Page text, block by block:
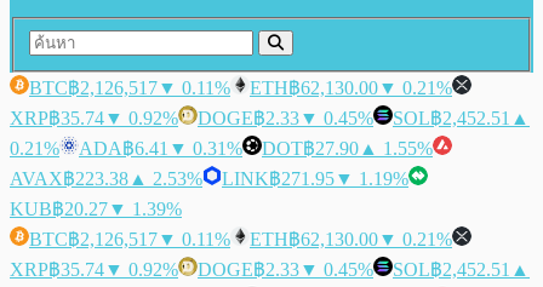
BTC฿2,126,517▼ 0.11% ETH฿62,130.00▼ 0.21%
XRP฿35.74▼ 0.92% DOGE฿2.33▼ 0.45% SOL฿2,452.51 ▲
0.21%
ADA฿6.41 ▼ 0.31% DOT฿27.90 ▲ 1.55%
AVAX฿223.38 ▲ 2.53% LINK฿271.95▼ 1.19%
KUB฿20.27▼ 1.39%
BTC฿2,126,517▼ 0.11% ETH฿62,130.00▼ 0.21%
XRP฿35.74▼ 0.92% DOGE฿2.33▼ 0.45% SOL฿2,452.51 ▲